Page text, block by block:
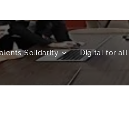
Solidarity Digital for all